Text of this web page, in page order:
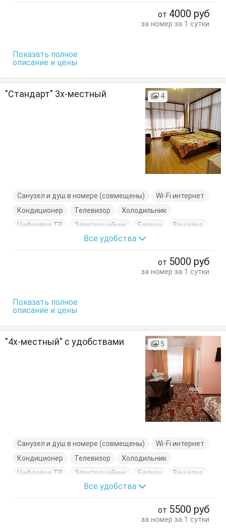
от 4000 руб
за номер за 1 сутки
Показать полное
описание и цены
"Стандарт" 3х-местный 4
Санузел и душ в номере (совмещены)
Wi-Fi интернет
Кондиционер
Телевизор
Холодильник
Цифровое ТВ
Электрочайник Балкон
Вешалка
Журнальный столик
Кресло-кровать
Все удобства
от 5000 руб
за номер за 1 сутки
Показать полное
описание и цены
"4х-местный" с удобствами 5
Санузел и душ в номере (совмещены)
Wi-Fi интернет
Кондиционер
Телевизор
Холодильник
Цифровое ТВ
Электрочайник Балкон
Вешалка
Кровать двуспальная
Все удобства
от 5500 руб
за номер за 1 сутки